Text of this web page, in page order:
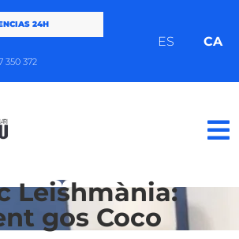
ES CA
24H
350 372
Leishmània:
gos Coco